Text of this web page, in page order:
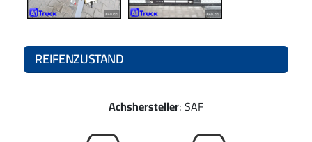
REIFENZUSTAND
Achshersteller: SAF